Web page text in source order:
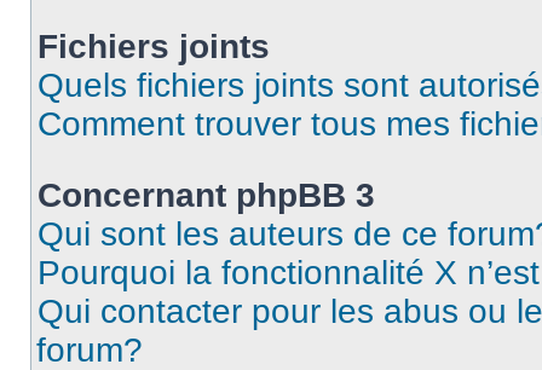
Fichiers joints
Quels fichiers joints sont
Comment trouver tous mes
Concernant phpBB 3
Qui sont les auteurs de ce
Pourquoi la fonctionnalité X
Qui contacter pour les abus ou
forum?